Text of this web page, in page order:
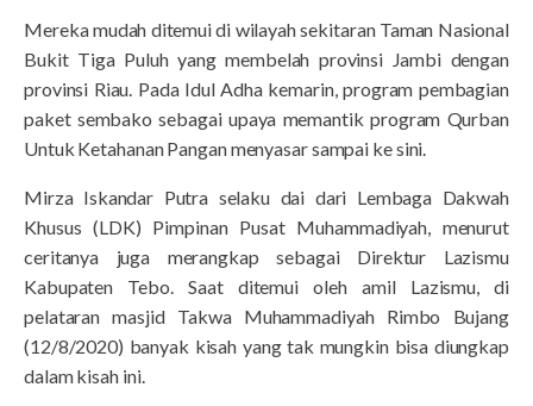
Mereka mudah ditemui di wilayah sekitaran Taman Nasional
Bukit Tiga Puluh yang membelah provinsi Jambi dengan
provinsi Riau. Pada Idul Adha kemarin, program pembagian
paket sembako sebagai upaya memantik program Qurban
Untuk Ketahanan Pangan menyasar sampai ke sini.
Mirza Iskandar Putra selaku dai dari Lembaga Dakwah
Khusus (LDK) Pimpinan Pusat Muhammadiyah, menurut
ceritanya juga merangkap sebagai Direktur Lazismu
Kabupaten Tebo. Saat ditemui oleh amil Lazismu, di
pelataran masjid Takwa Muhammadiyah Rimbo Bujang
(12/8/2020) banyak kisah yang tak mungkin bisa diungkap
dalam kisah ini.